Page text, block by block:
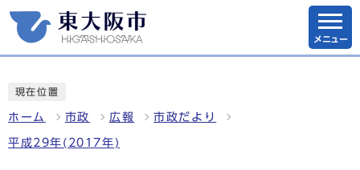
メニュー
現在位置
ホーム 市政 広報 市政だより
平成29年(2017年)